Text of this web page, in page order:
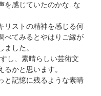
を感じていたのかな..な
リストの精神を感じる何
べてみるとやはりご縁が
した。
し、素晴らしい芸術文
かと思います。
と記憶に残るような素晴